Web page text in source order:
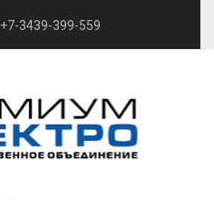
+7-3439-399-559